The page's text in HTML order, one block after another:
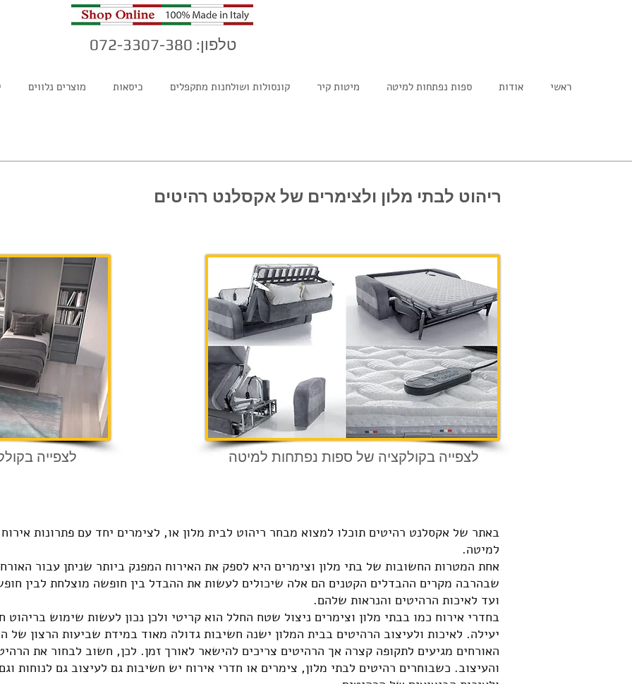
טלפון: 072-3307-380
מוצרים נלווים כיסאות קונסולות ושולחנות מתקפלים מיטות קיר ספות נפתחות למיטה אודות ראשי
ריהוט לבתי מלון ולצימרים של אקסלנט רהיטים
לצפייה לצפייה בקולקציה של ספות נפתחות למיטה
באתר של אקסלנט רהיטים תוכלו למצוא מבחר ריהוט לבית מלון או, לצימרים יחד עם פתרונות
למיטה.
אחת המטרות החשובות של בתי מלון וצימרים היא לספק את האירוח המפנק ביותר שניתן עבור
שבהרבה מקרים ההבדלים הקטנים הם אלה שיכולים לעשות את ההבדל בין חופשה מוצלחת לבין
ועד לאיכות הרהיטים והנראות שלהם.
בחדרי אירוח כמו בבתי מלון וצימרים ניצול שטח החלל הוא קריטי ולכן נכון לעשות שימוש
יעילה. לאיכות ולעיצוב הרהיטים בבית המלון ישנה חשיבות גדולה מאוד במידת שביעות הרצון
האורחים מגיעים לתקופה קצרה אך הרהיטים צריכים להישאר לאורך זמן. לכן, חשוב לבחור את
והעיצוב. כשבוחרים רהיטים לבתי מלון, צימרים או חדרי אירוח יש חשיבות גם לעיצוב גם לנוחות